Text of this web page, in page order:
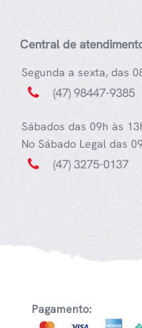
Central de
Segunda a sexta, das
(47) 98447-9385
Sábados das 09h às
No Sábado Legal das
(47) 3275-0137
Pagamento: